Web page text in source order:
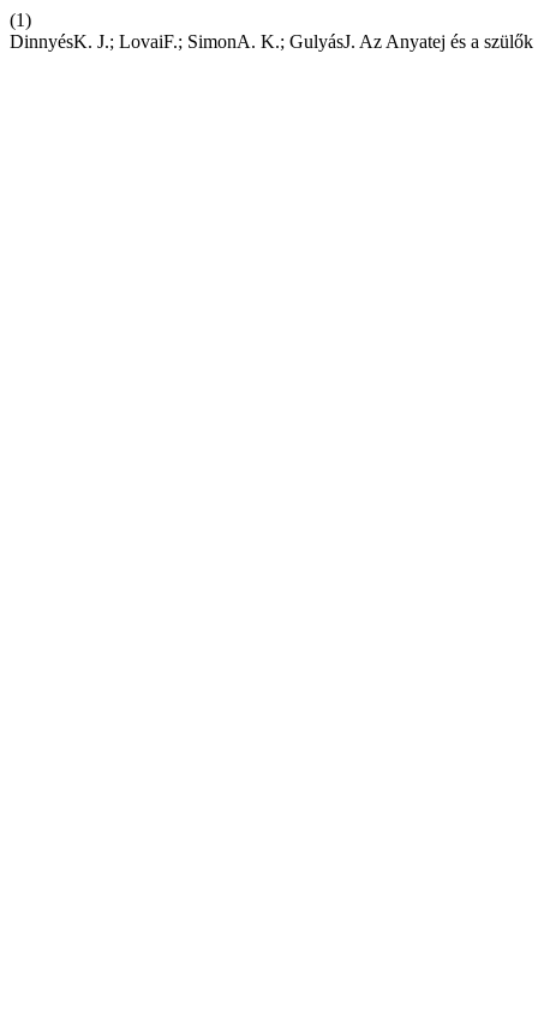
(1)
DinnyésK. J.; LovaiF.; SimonA. K.; GulyásJ. Az Anyatej és a